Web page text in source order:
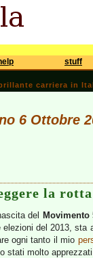
stuff
carriera in
6 Ottobre
la rotta
del Movimento
del 2013,
ogni tanto il mio
stati molto